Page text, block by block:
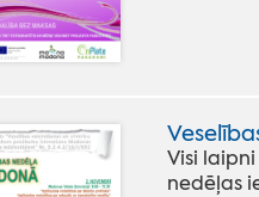
Visi
nedēļas